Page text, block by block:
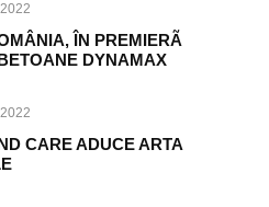
ÎN PREMIERÃ
DYNAMAX
CARE ADUCE ARTA